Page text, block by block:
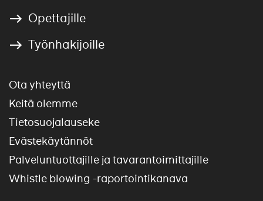
Opettajille
Työnhakijoille
Ota yhteyttä
Keitä olemme
Tietosuojalauseke
Evästekäytännöt
Palveluntuottajille ja tavarantoimittajille
Whistle blowing -raportointikanava